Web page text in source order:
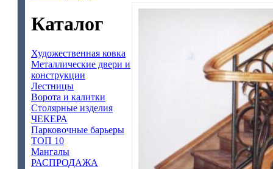
Каталог
Художественная ковка
Металлические двери и
конструкции
Лестницы
Ворота и калитки
Столярные изделия
ЧЕКЕРА
Парковочные барьеры
ТОП 10
Мангалы
РАСПРОДАЖА